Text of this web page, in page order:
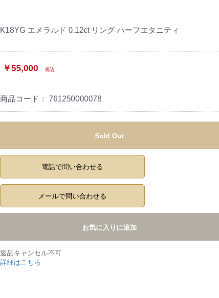
K18YG エメラルド 0.12ct リング ハーフエタニティ
￥55,000 税込
商品コード： 761250000078
Sold Out
電話で問い合わせる
メールで問い合わせる
お気に入りに追加
返品キャンセル不可
詳細はこちら